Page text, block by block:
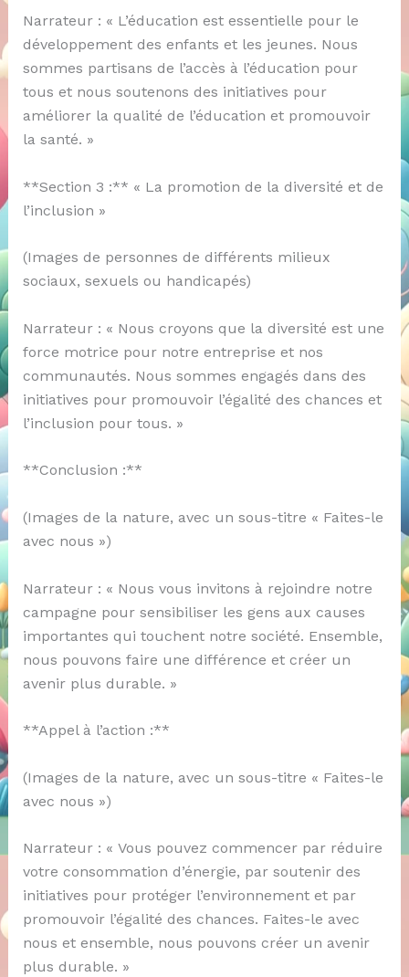
Narrateur : « L’éducation est essentielle pour le
développement des enfants et les jeunes. Nous
sommes partisans de l’accès à l’éducation pour
tous et nous soutenons des initiatives pour
améliorer la qualité de l’éducation et promouvoir
la santé. »
**Section 3 :** « La promotion de la diversité et de
l’inclusion »
(Images de personnes de différents milieux
sociaux, sexuels ou handicapés)
Narrateur : « Nous croyons que la diversité est une
force motrice pour notre entreprise et nos
communautés. Nous sommes engagés dans des
initiatives pour promouvoir l’égalité des chances et
l’inclusion pour tous. »
**Conclusion :**
(Images de la nature, avec un sous-titre « Faites-le
avec nous »)
Narrateur : « Nous vous invitons à rejoindre notre
campagne pour sensibiliser les gens aux causes
importantes qui touchent notre société. Ensemble,
nous pouvons faire une différence et créer un
avenir plus durable. »
**Appel à l’action :**
(Images de la nature, avec un sous-titre « Faites-le
avec nous »)
Narrateur : « Vous pouvez commencer par réduire
votre consommation d’énergie, par soutenir des
initiatives pour protéger l’environnement et par
promouvoir l’égalité des chances. Faites-le avec
nous et ensemble, nous pouvons créer un avenir
plus durable. »